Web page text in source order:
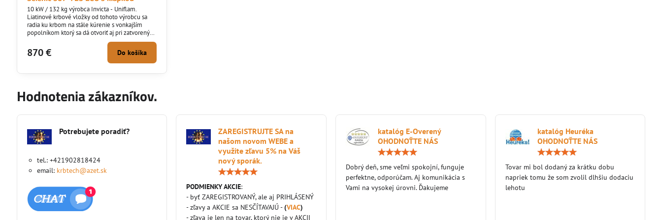
10 kW / 132 kg výrobca Invicta - Uniflam.
Liatinové krbové vložky od tohoto výrobcu sa
radia ku krbom na stále kúrenie s vonkajším
popolníkom ktorý sa dá otvoriť aj pri zatvorených
dvierkach plus zabudovaná komínová klapka.
Krbová vložka spĺňa kritéria eko projektov.
870 € Do košíka
Hodnotenia zákazníkov.
Potrebujete poradiť?
tel.: +421902818424
email: krbtech@azet.sk
ZAREGISTRUJTE SA na
našom novom WEBE a
využite zľavu 5% na Váš
nový sporák.
5
PODMIENKY AKCIE:
- byť ZAREGISTROVANÝ, ale aj PRIHLÁSENÝ
- zľavy a AKCIE sa NESČÍTAVAJÚ -(VIAC)
- zľava je len na tovar, ktorý nie je v AKCII
katalóg E-Overený
OHODNOŤTE NÁS
/
5
Dobrý deň, sme veľmi spokojní, funguje
perfektne, odporúčam. Aj komunikácia s
Vami na vysokej úrovni. Ďakujeme
katalóg Heuréka
OHODNOŤTE NÁS
/
5
Tovar mi bol dodaný za krátku dobu
napriek tomu že som zvolil dlhšiu dodaciu
lehotu